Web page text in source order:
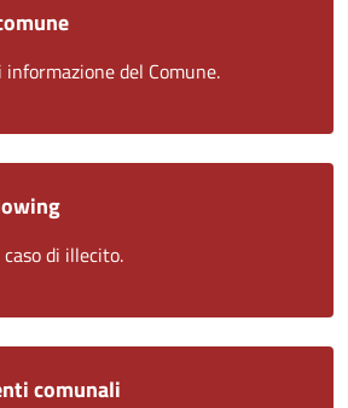
informazione del Comune.
di illecito.
comunali